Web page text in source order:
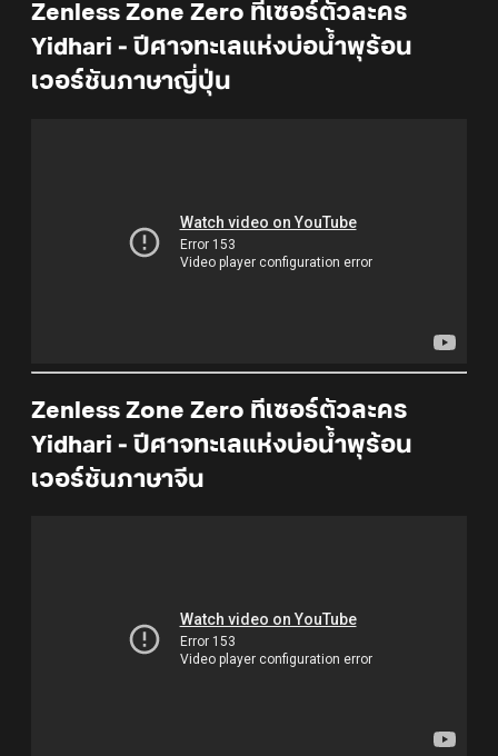
Zenless Zone Zero ทีเซอร์ตัวละคร
Yidhari - ปีศาจทะเลแห่งบ่อน้ำพุร้อน
เวอร์ชันภาษาญี่ปุ่น
Zenless Zone Zero ทีเซอร์ตัวละคร
Yidhari - ปีศาจทะเลแห่งบ่อน้ำพุร้อน
เวอร์ชันภาษาจีน